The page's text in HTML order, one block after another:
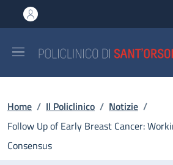
al contenuto principale
to footer content
Briciole di pane
Home / Il Policlinico / Notizie /
Follow Up of Early Breast Cancer:
Consensus